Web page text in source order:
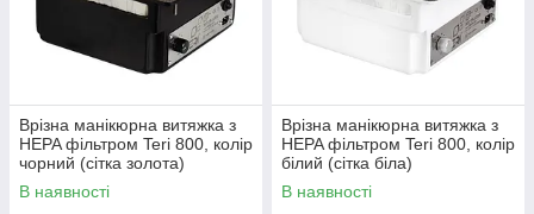
Врізна манікюрна витяжка з
HEPA фільтром Teri 800, колір
чорний (сітка золота)
В наявності
Врізна манікюрна витяжка з
HEPA фільтром Teri 800, колір
білий (сітка біла)
В наявності